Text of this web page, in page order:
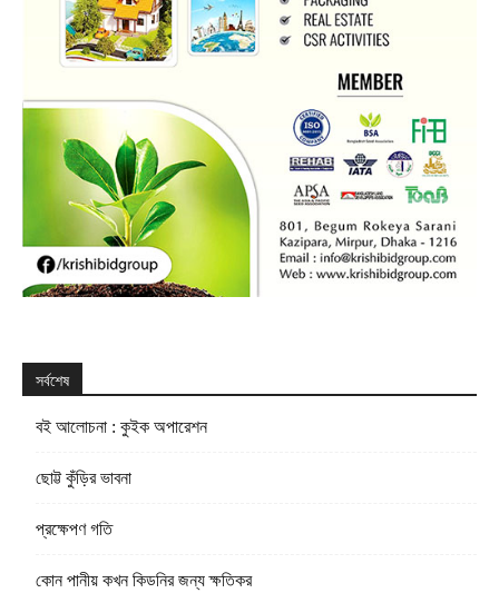
সর্বশেষ
বই আলোচনা : কুইক অপারেশন
ছোট্ট কুঁড়ির ভাবনা
প্রক্ষেপণ গতি
কোন পানীয় কখন কিডনির জন্য ক্ষতিকর